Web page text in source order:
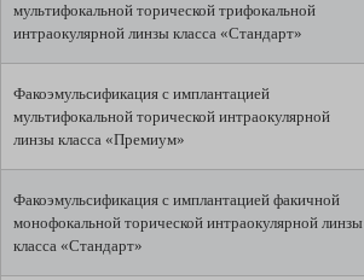
мультифокальной торической трифокальной
интраокулярной линзы класса «Стандарт»
Факоэмульсификация с имплантацией
мультифокальной торической интраокулярной
линзы класса «Премиум»
Факоэмульсификация с имплантацией факичной
монофокальной торической интраокулярной линзы
класса «Стандарт»